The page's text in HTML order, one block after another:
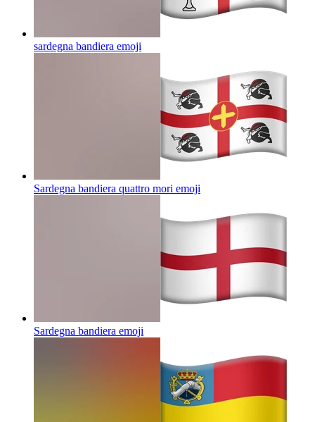
sardegna bandiera emoji
Sardegna bandiera quattro mori emoji
Sardegna bandiera emoji